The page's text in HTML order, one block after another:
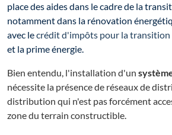
place des aides dans le cadre de la
notamment dans la rénovation
avec lecrédit d'impôts pour la transition
et la prime énergie.
Bien entendu, l'installation d'un
nécessite la présence de réseaux de
distribution qui n'est pas forcément
zone du terrain constructible.